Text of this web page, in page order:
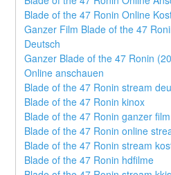
Blade of the 47 Ronin Online
Ganzer Film Blade of the 47
Deutsch
Ganzer Blade of the 47 Ronin
Online anschauen
Blade of the 47 Ronin stream
Blade of the 47 Ronin kinox
Blade of the 47 Ronin ganzer
Blade of the 47 Ronin online
Blade of the 47 Ronin stream
Blade of the 47 Ronin hdfilme